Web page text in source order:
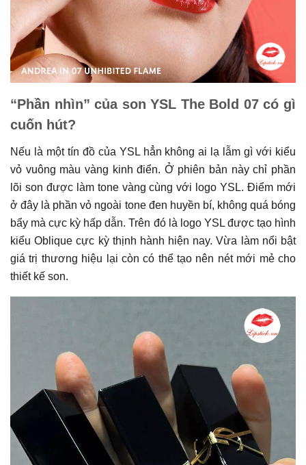
“Phần nhìn” của son YSL The Bold 07 có gì
cuốn hút?
Nếu là một tín đồ của YSL hẳn không ai lạ lẫm gì với kiểu
vỏ vuông màu vàng kinh điển. Ở phiên bản này chỉ phần
lõi son được làm tone vàng cùng với logo YSL. Điểm mới
ở đây là phần vỏ ngoài tone đen huyền bí, không quá bóng
bẩy mà cực kỳ hấp dẫn. Trên đó là logo YSL được tạo hình
kiểu Oblique cực kỳ thịnh hành hiện nay. Vừa làm nổi bật
giá trị thương hiệu lại còn có thể tạo nên nét mới mẻ cho
thiết kế son.